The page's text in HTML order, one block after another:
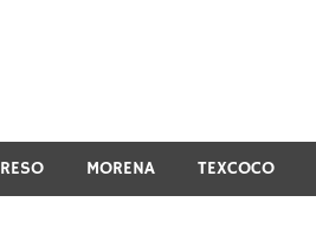
MORENA TEXCOCO